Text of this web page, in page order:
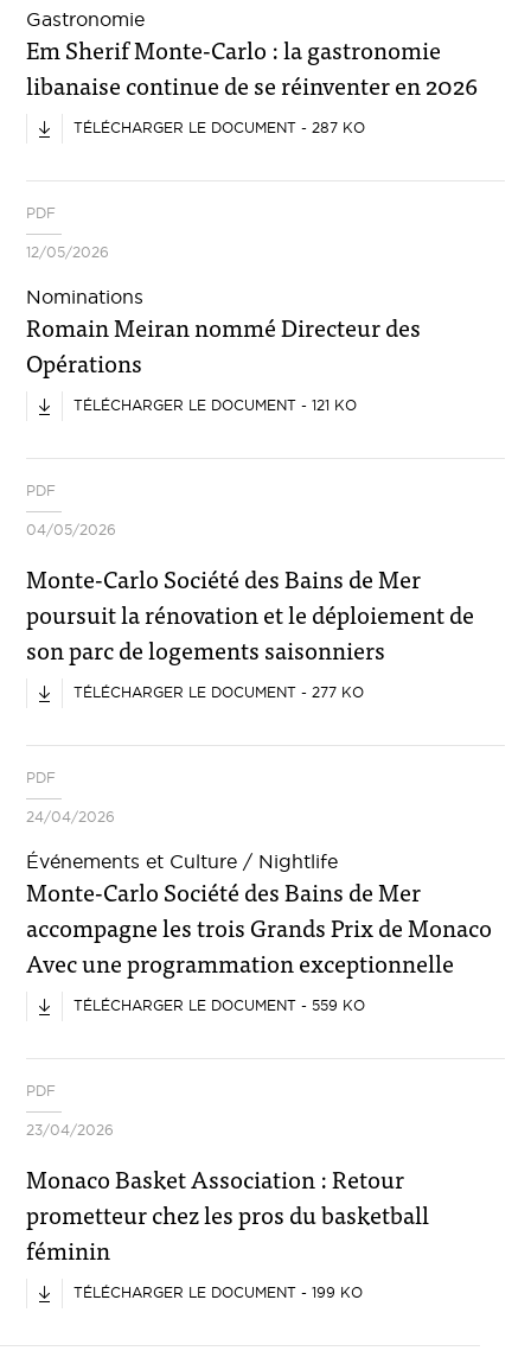
Gastronomie
Em Sherif Monte-Carlo : la gastronomie
libanaise continue de se réinventer en 2026
TÉLÉCHARGER LE DOCUMENT - 287 KO
PDF
12/05/2026
Nominations
Romain Meiran nommé Directeur des
Opérations
TÉLÉCHARGER LE DOCUMENT - 121 KO
PDF
04/05/2026
Monte-Carlo Société des Bains de Mer
poursuit la rénovation et le déploiement de
son parc de logements saisonniers
TÉLÉCHARGER LE DOCUMENT - 277 KO
PDF
24/04/2026
Événements et Culture / Nightlife
Monte-Carlo Société des Bains de Mer
accompagne les trois Grands Prix de Monaco
Avec une programmation exceptionnelle
TÉLÉCHARGER LE DOCUMENT - 559 KO
PDF
23/04/2026
Monaco Basket Association : Retour
prometteur chez les pros du basketball
féminin
TÉLÉCHARGER LE DOCUMENT - 199 KO